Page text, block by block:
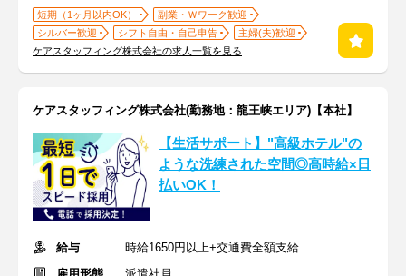
短期（1ヶ月以内OK）
副業・Ｗワーク歓迎
シルバー歓迎
シフト自由・自己申告
主婦(夫)歓迎
ケアスタッフィング株式会社の求人一覧を見る
ケアスタッフィング株式会社(勤務地：龍王峡エリア)【本社】
【生活サポート】"高級ホテル"の
ような洗練された空間◎高時給×日
払いOK！
給与
時給1650円以上+交通費全額支給